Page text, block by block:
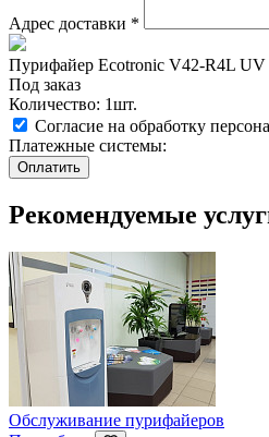
Адрес доставки *
Пурифайер Ecotronic V42-R4L UV
Под заказ
Количество: 1шт.
Согласие на обработку
Платежные системы:
Рекомендуемые
Обслуживание пурифайеров